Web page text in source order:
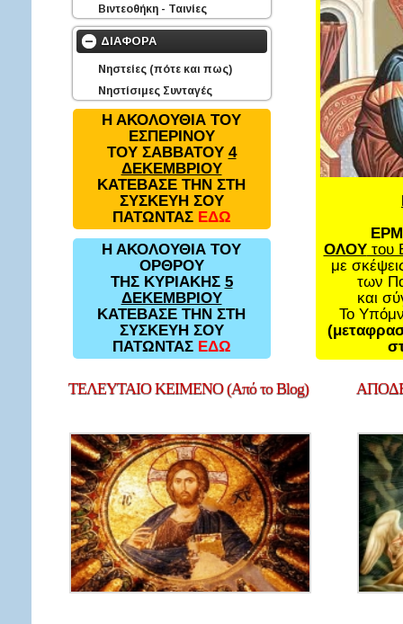
Βιντεοθήκη - Ταινίες
ΔΙΑΦΟΡΑ
Νηστείες (πότε και πως)
Νηστίσιμες Συνταγές
Η ΑΚΟΛΟΥΘΙΑ ΤΟΥ
ΕΣΠΕΡΙΝΟΥ
ΤΟΥ ΣΑΒΒΑΤΟΥ 4
ΔΕΚΕΜΒΡΙΟΥ
ΚΑΤΕΒΑΣΕ ΤΗΝ ΣΤΗ
ΣΥΣΚΕΥΗ ΣΟΥ
ΠΑΤΩΝΤΑΣ ΕΔΩ
Η ΑΚΟΛΟΥΘΙΑ ΤΟΥ
ΟΡΘΡΟΥ
ΤΗΣ ΚΥΡΙΑΚΗΣ 5
ΔΕΚΕΜΒΡΙΟΥ
ΚΑΤΕΒΑΣΕ ΤΗΝ ΣΤΗ
ΣΥΣΚΕΥΗ ΣΟΥ
ΠΑΤΩΝΤΑΣ ΕΔΩ
ΟΛΟΥτου
με
των
και
Το
ΤΕΛΕΥΤΑΙΟΚΕΙΜΕΝΟ (Από το Blog)